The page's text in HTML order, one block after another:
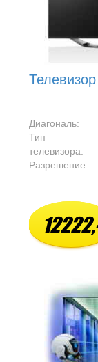
Диагональ:
Тип
телевизора:
Разрешение: